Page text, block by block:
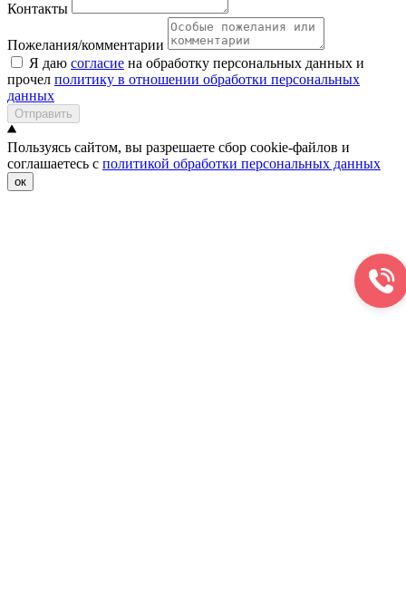
Контакты
Пожелания/комментарии
Я даю согласие на обработку персональных данных и
прочел политику в отношении обработки персональных
данных
Отправить
Пользуясь сайтом, вы разрешаете сбор cookie-файлов и
соглашаетесь с политикой обработки персональных данных
ок